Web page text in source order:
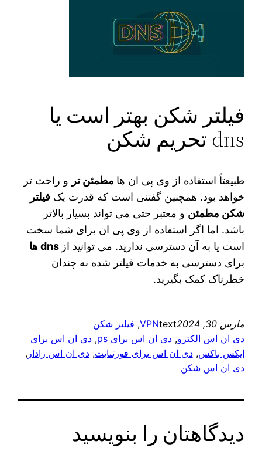
فیلتر شکن بهتر است یا
dns تحریم شکن
طبیعتاً استفاده از وی پی ان‌ ها مطمئن ‌تر و راحت ‌تر
خواهد بود. همچنین گفتنی است که قدرت یک فیلتر
شکن مطمئن و معتبر حتی می‌ تواند بسیار بالاتر
باشد. اما اگر استفاده از وی پی ان برای شما سخت
است یا به آن دسترسی ندارید. می‌ توانید از dns‌ ها
برای دسترسی به خدمات فیلتر شده نه چندان
خطرناک کمک بگیرید.
مارس 30, 2024 text
VPN
, فیلتر شکن
دی ان اس الکترو, دی ان اس برای ps , دی ان اس برای
ایکس باکس, دی ان اس برای فورتنایت, دی ان اس رادار,
دی ان اس شکن
دیدگاهتان را بنویسید